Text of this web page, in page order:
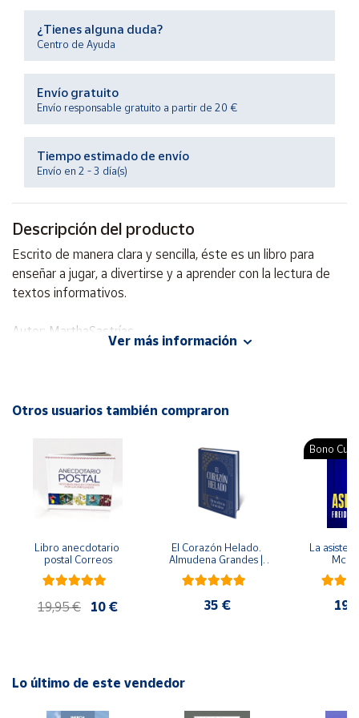
Productos
Solidarios
Ayuda
Centro
Contacto
Vendedores
Mapa de
vendedores
Hazte
Área
cliente
Ubicación
Península
Baleares
Canarias,
¿Tienes alguna duda?
Centro de Ayuda
Envío gratuito
Envío responsable gratuito a partir de 20 €
Tiempo estimado de envío
Envío en 2 - 3 día(s)
Descripción del producto
Escrito de manera clara y sencilla, éste es un libro para
enseñar a jugar, a divertirse y a aprender con la lectura de
textos informativos.
Autor: MarthaSastrías
Ver más información
Otros usuarios también compraron
Libro anecdotario
postal Correos
19,95 € 10 €
El Corazón Helado.
Almudena Grandes |
Edición especial de
lujo | Libro con sello y
35 €
Bono
La
Lo último de este vendedor